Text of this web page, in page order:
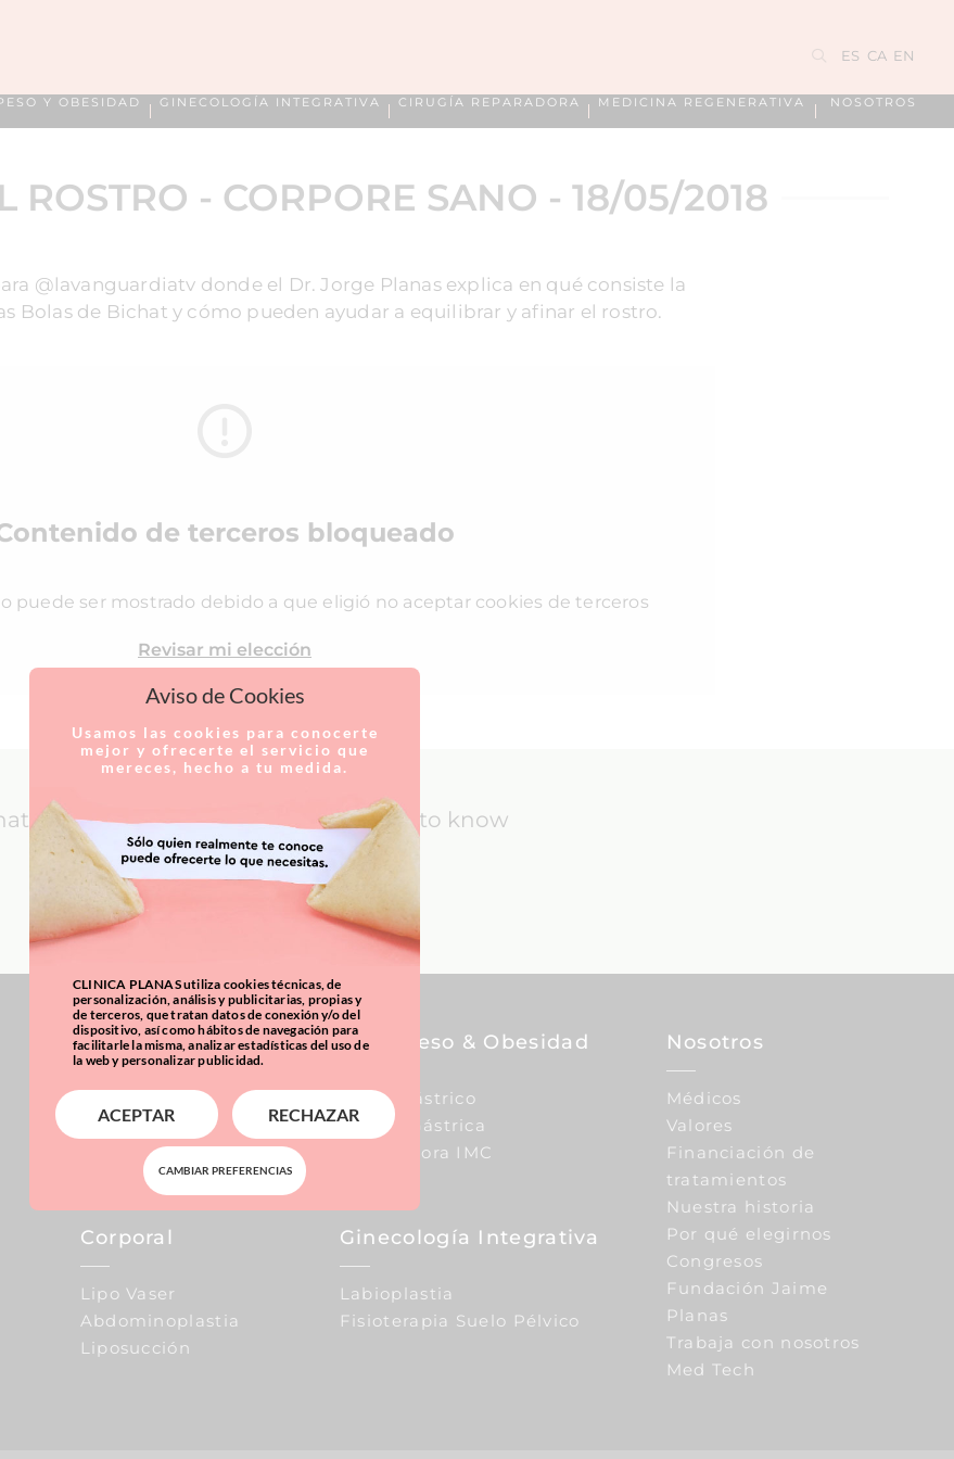
ES CA EN
Y OBESIDAD GINECOLOGÍA INTEGRATIVA CIRUGÍA REPARADORA MEDICINA REGENERATIVA NOSOTROS
ROSTRO - CORPORE SANO - 18/05/2018
@lavanguardiatv donde el Dr. Jorge Planas explica en qué consiste la
Bolas de Bichat y cómo pueden ayudar a equilibrar y afinar el rostro.
de terceros bloqueado
puede ser mostrado debido a que eligió no aceptar cookies de terceros
Revisar mi elección
Patients: everything you need to know
Pecho
Aumento De Pecho
Reducción De Pecho
Elevación De Pecho
Corporal
Lipo Vaser
Abdominoplastia
Liposucción
Sobrepeso & Obesidad
Balón Gástrico
Manga Gástrica
Calculadora IMC
Ginecología Integrativa
Labioplastia
Fisioterapia Suelo Pélvico
Nosotros
Médicos
Valores
Financiación de
tratamientos
Nuestra historia
Por qué elegirnos
Congresos
Fundación Jaime
Planas
Trabaja con nosotros
Med Tech
Aviso de Cookies
Usamos las cookies para conocerte
mejor y ofrecerte el servicio que
mereces, hecho a tu medida.
CLINICA PLANAS utiliza cookies técnicas, de
personalización, análisis y publicitarias, propias y
de terceros, que tratan datos de conexión y/o del
dispositivo, así como hábitos de navegación para
facilitarle la misma, analizar estadísticas del uso de
la web y personalizar publicidad.
ACEPTAR RECHAZAR
CAMBIAR PREFERENCIAS